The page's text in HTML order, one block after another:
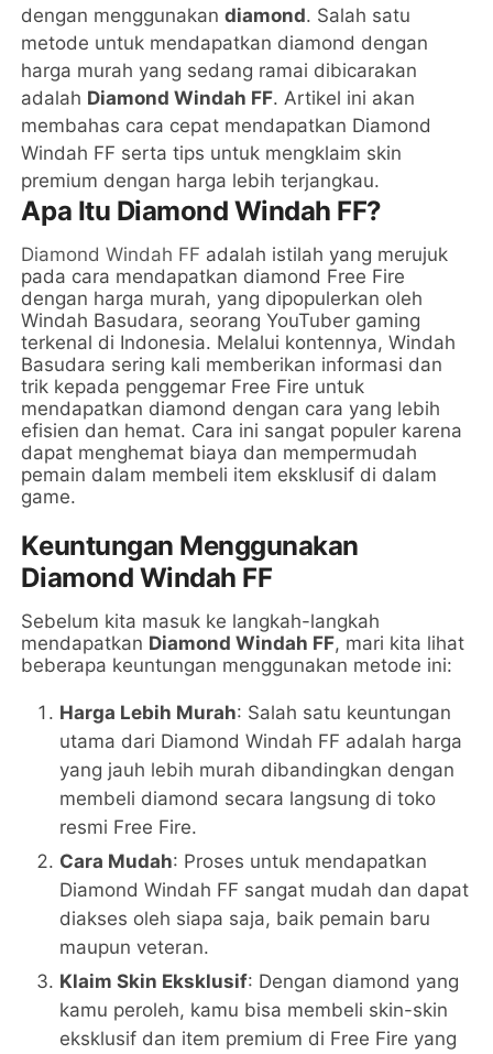
dengan menggunakandiamond. Salah satu
metode untuk mendapatkan diamond dengan
harga murah yang sedang ramai dibicarakan
adalah Diamond Windah FF. Artikel ini akan
membahas cara cepat mendapatkan Diamond
Windah FF serta tips untuk mengklaim skin
premium dengan harga lebih terjangkau.
Apa Itu Diamond Windah FF?
Diamond Windah FF adalah istilah yang merujuk
pada cara mendapatkan diamond Free Fire
dengan harga murah, yang dipopulerkan oleh
Windah Basudara, seorang YouTuber gaming
terkenal di Indonesia. Melalui kontennya, Windah
Basudara sering kali memberikan informasi dan
trik kepada penggemar Free Fire untuk
mendapatkan diamond dengan cara yang lebih
efisien dan hemat. Cara ini sangat populer karena
dapat menghemat biaya dan mempermudah
pemain dalam membeli item eksklusif di dalam
game.
Keuntungan Menggunakan
Diamond Windah FF
Sebelum kita masuk ke langkah-langkah
mendapatkan Diamond Windah FF, mari kita lihat
beberapa keuntungan menggunakan metode ini:
Harga Lebih Murah: Salah satu keuntungan
utama dari Diamond Windah FF adalah harga
yang jauh lebih murah dibandingkan dengan
membeli diamond secara langsung di toko
resmi Free Fire.
Cara Mudah: Proses untuk mendapatkan
Diamond Windah FF sangat mudah dan dapat
diakses oleh siapa saja, baik pemain baru
maupun veteran.
Klaim Skin Eksklusif: Dengan diamond yang
kamu peroleh, kamu bisa membeli skin-skin
eksklusif dan item premium di Free Fire yang